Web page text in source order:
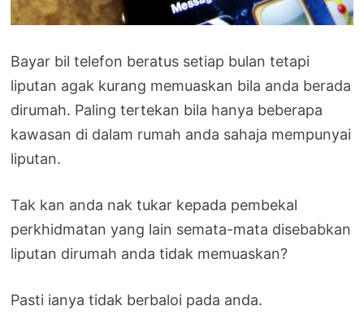
Bayar bil telefon beratus setiap bulan tetapi
liputan agak kurang memuaskan bila anda berada
dirumah. Paling tertekan bila hanya beberapa
kawasan di dalam rumah anda sahaja mempunyai
liputan.
Tak kan anda nak tukar kepada pembekal
perkhidmatan yang lain semata-mata disebabkan
liputan dirumah anda tidak memuaskan?
Pasti ianya tidak berbaloi pada anda.